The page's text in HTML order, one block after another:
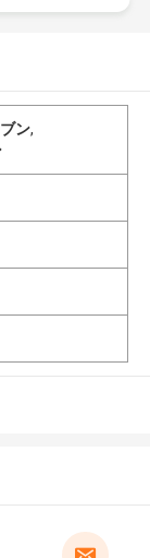
ン,